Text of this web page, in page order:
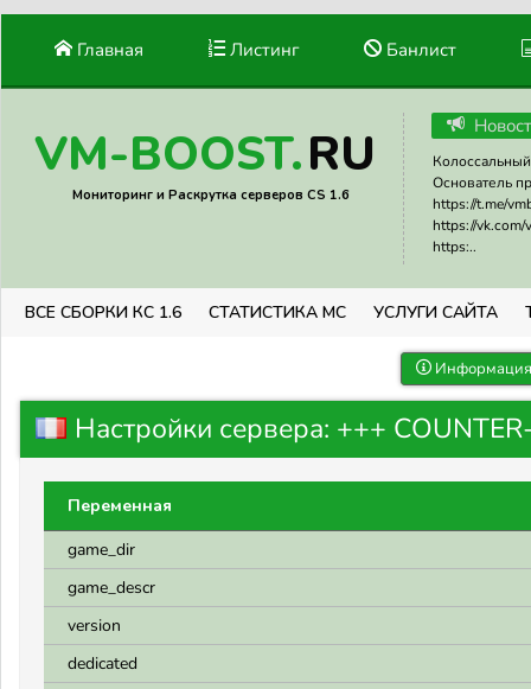
Главная Листинг Банлист
VM-BOOST.RU
Мониторинг и Раскрутка серверов CS 1.6
Основатель
https://t.me/
https://vk.com/
https:..
ВСЕ СБОРКИ КС 1.6 СТАТИСТИКА МС УСЛУГИ САЙТА
Настройки сервера: +++
Переменная
game_dir
game_descr
version
dedicated